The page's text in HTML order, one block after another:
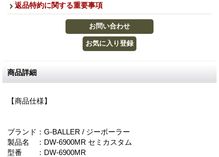
返品特約に関する重要事項
商品詳細
【商品仕様】
ブランド：G-BALLER / ジーボーラー
製品名 ：DW-6900MR セミカスタム
型番 ：DW-6900MR